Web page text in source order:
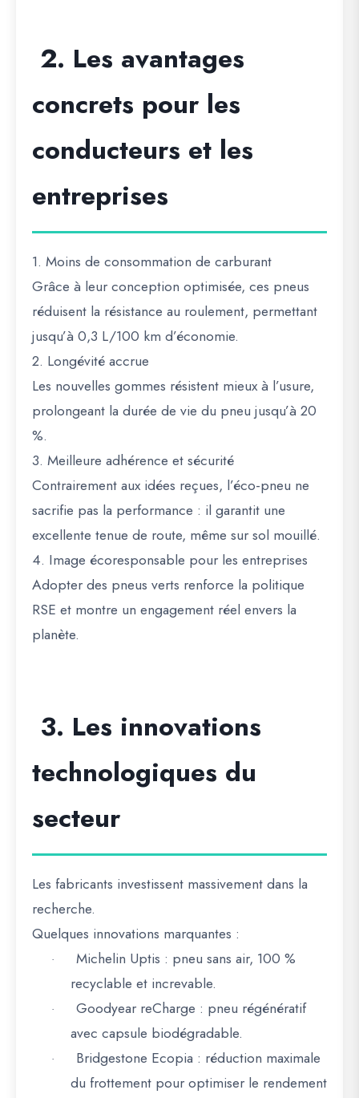
2. Les avantages
concrets pour les
conducteurs et les
entreprises
1. Moins de consommation de carburant
Grâce à leur conception optimisée, ces pneus
réduisent la résistance au roulement, permettant
jusqu’à 0,3 L/100 km d’économie.
2. Longévité accrue
Les nouvelles gommes résistent mieux à l’usure,
prolongeant la durée de vie du pneu jusqu’à 20
%.
3. Meilleure adhérence et sécurité
Contrairement aux idées reçues, l’éco-pneu ne
sacrifie pas la performance : il garantit une
excellente tenue de route, même sur sol mouillé.
4. Image écoresponsable pour les entreprises
Adopter des pneus verts renforce la politique
RSE et montre un engagement réel envers la
planète.
3. Les innovations
technologiques du
secteur
Les fabricants investissent massivement dans la
recherche.
Quelques innovations marquantes :
· Michelin Uptis : pneu sans air, 100 %
recyclable et increvable.
· Goodyear reCharge : pneu régénératif
avec capsule biodégradable.
· Bridgestone Ecopia : réduction maximale
du frottement pour optimiser le rendement